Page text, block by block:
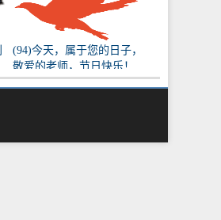
(94)今天，属于您的日子，
敬爱的老师，节日快乐！
祝福、厚望、初心、使